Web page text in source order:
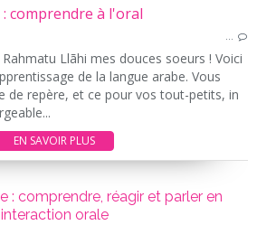
…
Llãhi mes douces soeurs ! Voici
de la langue arabe. Vous
de repère, et ce pour vos tout-petits, in
EN SAVOIR PLUS
: comprendre, réagir et parler en
interaction orale